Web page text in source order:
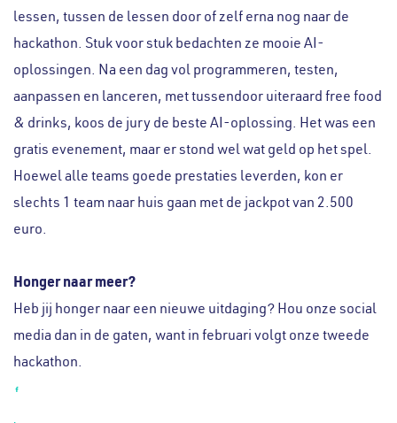
lessen, tussen de lessen door of zelf erna nog naar de
hackathon. Stuk voor stuk bedachten ze mooie AI-
oplossingen. Na een dag vol programmeren, testen,
aanpassen en lanceren, met tussendoor uiteraard free food
& drinks, koos de jury de beste AI-oplossing. Het was een
gratis evenement, maar er stond wel wat geld op het spel.
Hoewel alle teams goede prestaties leverden, kon er
slechts 1 team naar huis gaan met de jackpot van 2.500
euro.
Honger naar meer?
Heb jij honger naar een nieuwe uitdaging? Hou onze social
media dan in de gaten, want in februari volgt onze tweede
hackathon.